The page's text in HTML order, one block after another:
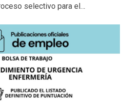
selectivo para el…